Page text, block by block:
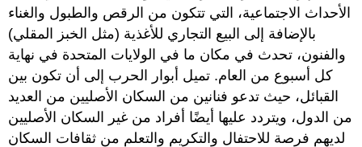
الأحداث الاجتماعية، التي تتكون من الرقص والطبول والغناء
بالإضافة إلى البيع التجاري للأغذية (مثل الخبز المقلي)
والفنون، تحدث في مكان ما في الولايات المتحدة في نهاية
كل أسبوع من العام. تميل أبوار الحرب إلى أن تكون بين
القبائل، حيث تدعو فنانين من السكان الأصليين من العديد
من الدول، ويتردد عليها أيضًا أفراد من غير السكان الأصليين
لديهم فرصة للاحتفال والتكريم والتعلم من ثقافات السكان